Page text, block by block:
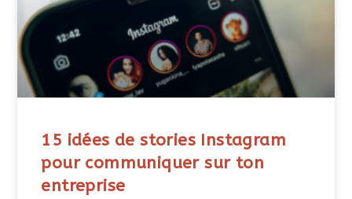
15 idées de stories Instagram
pour communiquer sur ton
entreprise